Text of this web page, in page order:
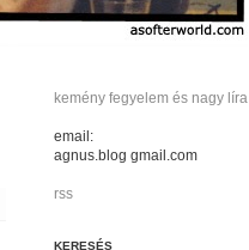
kemény fegyelem és nagy líra
email:
agnus.blog gmail.com
rss
KERESÉS